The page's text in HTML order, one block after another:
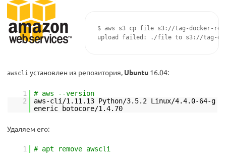
$ aws s3 cp file s3://tag-docker-
awscli установлен из репозитория, Ubuntu 16.04:
1
# aws --version
2
aws-cli/1.11.13 Python/3.5.2 Linux/4.4.0-64-g
eneric botocore/1.4.70
Удаляем его:
1 # apt remove awscli